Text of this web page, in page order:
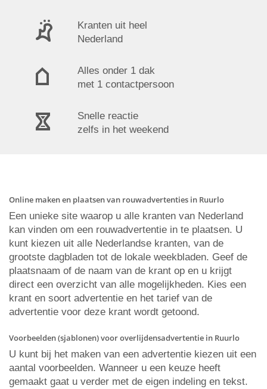
Kranten uit heel
Nederland
Alles onder 1 dak
met 1 contactpersoon
Snelle reactie
zelfs in het weekend
Online maken en plaatsen van rouwadvertenties in Ruurlo
Een unieke site waarop u alle kranten van Nederland
kan vinden om een rouwadvertentie in te plaatsen. U
kunt kiezen uit alle Nederlandse kranten, van de
grootste dagbladen tot de lokale weekbladen. Geef de
plaatsnaam of de naam van de krant op en u krijgt
direct een overzicht van alle mogelijkheden. Kies een
krant en soort advertentie en het tarief van de
advertentie voor deze krant wordt getoond.
Voorbeelden (sjablonen) voor overlijdensadvertentie in Ruurlo
U kunt bij het maken van een advertentie kiezen uit een
aantal voorbeelden. Wanneer u een keuze heeft
gemaakt gaat u verder met de eigen indeling en tekst.